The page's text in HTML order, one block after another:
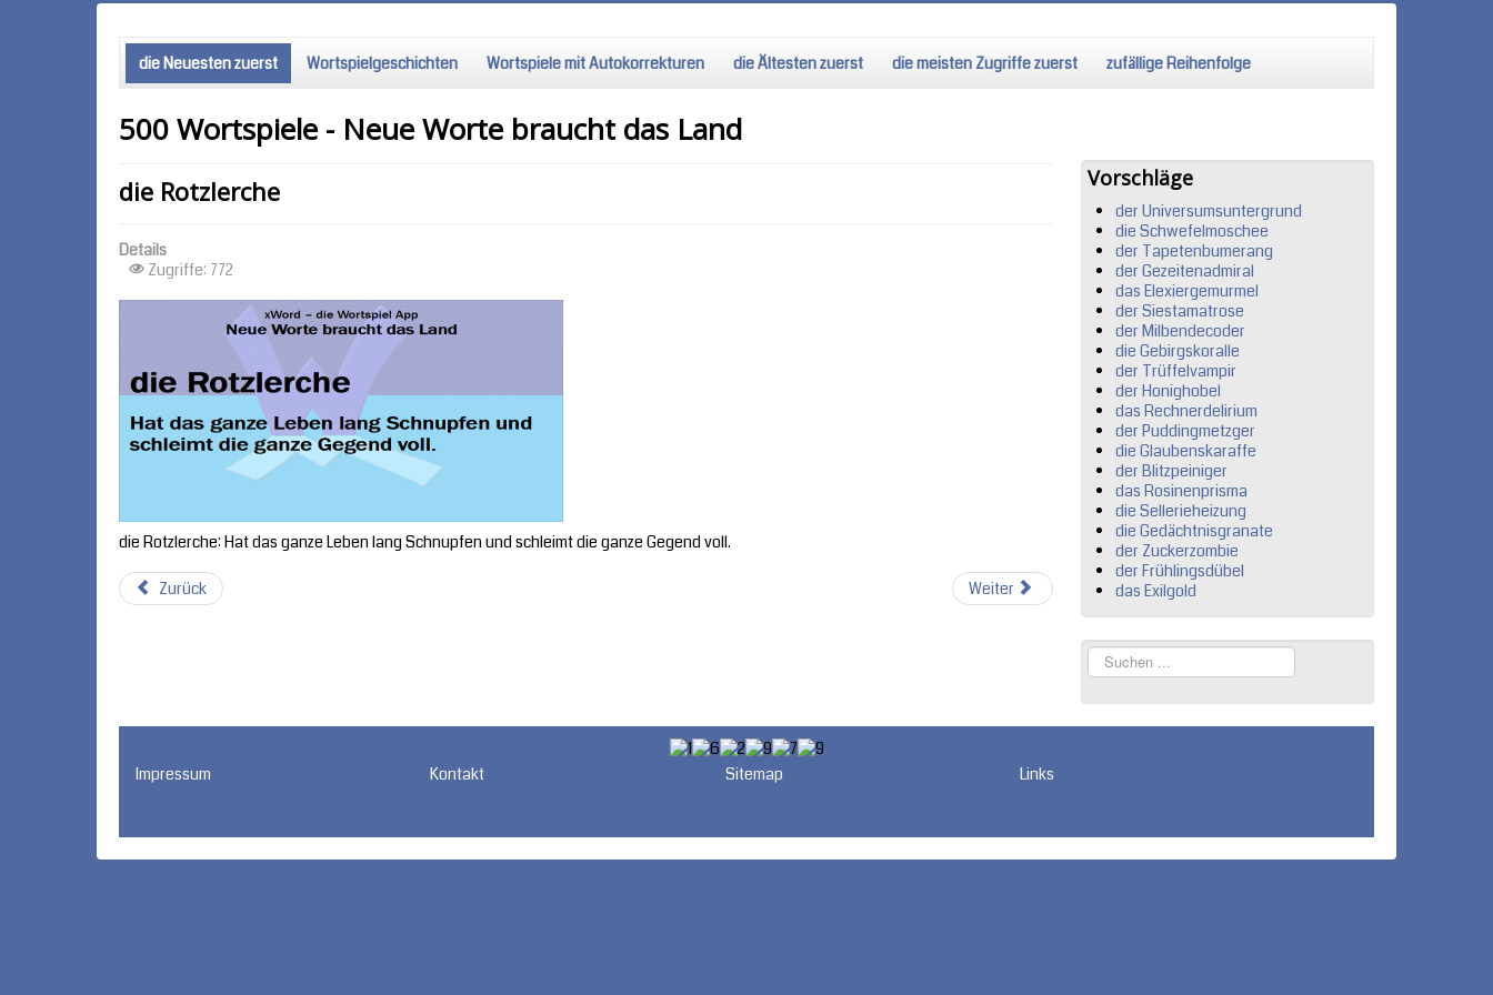
die Neuesten zuerst Wortspielgeschichten Wortspiele mit Autokorrekturen die Ältesten zuerst die meisten Zugriffe zuerst zufällige Reihenfolge
500 Wortspiele - Neue Worte braucht das Land
die Rotzlerche
Details
Zugriffe: 772
die Rotzlerche: Hat das ganze Leben lang Schnupfen und schleimt die ganze Gegend voll.
Zurück Weiter
Vorschläge
der Universumsuntergrund
die Schwefelmoschee
der Tapetenbumerang
der Gezeitenadmiral
das Elexiergemurmel
der Siestamatrose
der Milbendecoder
die Gebirgskoralle
der Trüffelvampir
der Honighobel
das Rechnerdelirium
der Puddingmetzger
die Glaubenskaraffe
der Blitzpeiniger
das Rosinenprisma
die Sellerieheizung
die Gedächtnisgranate
der Zuckerzombie
der Frühlingsdübel
das Exilgold
Suchen
...
Impressum Kontakt Sitemap Links